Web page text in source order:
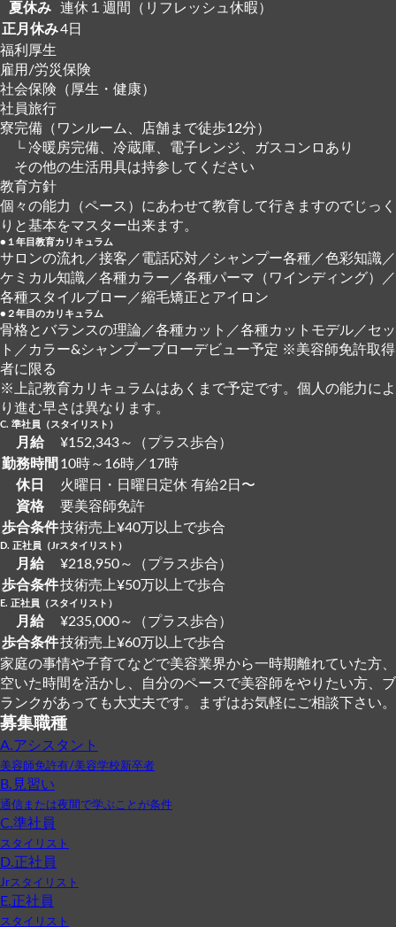
夏休み
連休１週間（リフレッシュ休暇）
正月休み4日
福利厚生
雇用/労災保険
社会保険（厚生・健康）
社員旅行
寮完備（ワンルーム、店舗まで徒歩12分）
└ 冷暖房完備、冷蔵庫、電子レンジ、ガスコンロあり
その他の生活用具は持参してください
教育方針
個々の能力（ペース）にあわせて教育して行きますのでじっく
りと基本をマスター出来ます。
●１年目教育カリキュラム
サロンの流れ／接客／電話応対／シャンプー各種／色彩知識／
ケミカル知識／各種カラー／各種パーマ（ワインディング）／
各種スタイルブロー／縮毛矯正とアイロン
●２年目のカリキュラム
骨格とバランスの理論／各種カット／各種カットモデル／セッ
ト／カラー&シャンプーブローデビュー予定 ※美容師免許取得
者に限る
※上記教育カリキュラムはあくまで予定です。個人の能力によ
り進む早さは異なります。
C. 準社員（スタイリスト）
月給
¥152,343～（プラス歩合）
勤務時間 10時～16時／17時
休日
火曜日・日曜日定休 有給2日〜
資格
要美容師免許
歩合条件技術売上¥40万以上で歩合
D. 正社員（Jrスタイリスト）
月給
¥218,950～（プラス歩合）
歩合条件技術売上¥50万以上で歩合
E. 正社員（スタイリスト）
月給
¥235,000～（プラス歩合）
歩合条件技術売上¥60万以上で歩合
家庭の事情や子育てなどで美容業界から一時期離れていた方、
空いた時間を活かし、自分のペースで美容師をやりたい方、ブ
ランクがあっても大丈夫です。まずはお気軽にご相談下さい。
募集職種
A.アシスタント
美容師免許有/美容学校新卒者
B.見習い
通信または夜間で学ぶことが条件
C.準社員
スタイリスト
D.正社員
Jrスタイリスト
E.正社員
スタイリスト